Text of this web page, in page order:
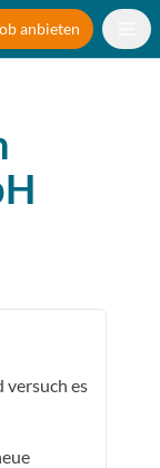
anbieten
versuch es